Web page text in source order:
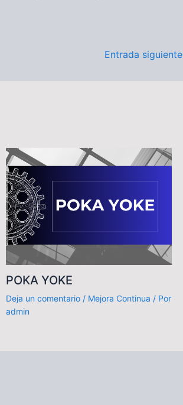
Entrada siguiente
POKA YOKE
Deja un comentario / Mejora Continua / Por
admin